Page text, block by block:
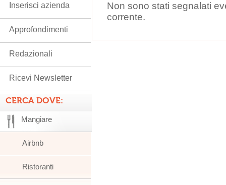
Non sono stati segnalati
corrente.
Inserisci azienda
Approfondimenti
Redazionali
Ricevi Newsletter
CERCA DOVE:
Mangiare
Airbnb
Ristoranti